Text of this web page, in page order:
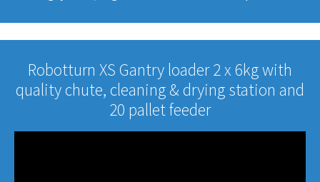
Robotturn XS Gantry loader 2 x 6kg with
quality chute, cleaning & drying station and
20 pallet feeder